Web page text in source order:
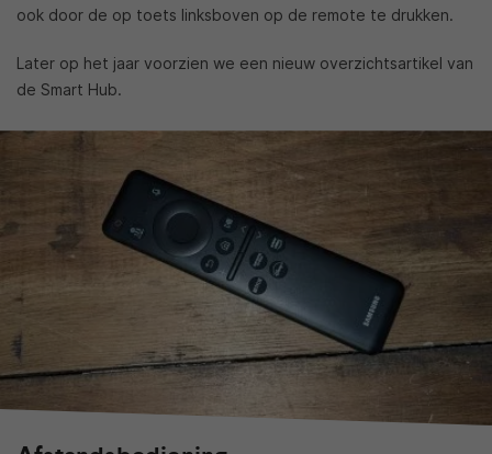
ook door de op toets linksboven op de remote te drukken.
Later op het jaar voorzien we een nieuw overzichtsartikel van
de Smart Hub.